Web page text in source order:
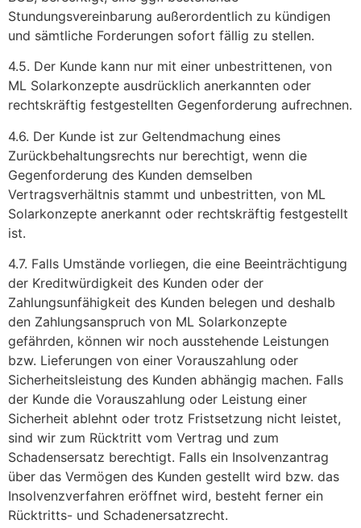
Stundungsvereinbarung außerordentlich zu kündigen
und sämtliche Forderungen sofort fällig zu stellen.
4.5. Der Kunde kann nur mit einer unbestrittenen, von
ML Solarkonzepte ausdrücklich anerkannten oder
rechtskräftig festgestellten Gegenforderung aufrechnen.
4.6. Der Kunde ist zur Geltendmachung eines
Zurückbehaltungsrechts nur berechtigt, wenn die
Gegenforderung des Kunden demselben
Vertragsverhältnis stammt und unbestritten, von ML
Solarkonzepte anerkannt oder rechtskräftig festgestellt
ist.
4.7. Falls Umstände vorliegen, die eine Beeinträchtigung
der Kreditwürdigkeit des Kunden oder der
Zahlungsunfähigkeit des Kunden belegen und deshalb
den Zahlungsanspruch von ML Solarkonzepte
gefährden, können wir noch ausstehende Leistungen
bzw. Lieferungen von einer Vorauszahlung oder
Sicherheitsleistung des Kunden abhängig machen. Falls
der Kunde die Vorauszahlung oder Leistung einer
Sicherheit ablehnt oder trotz Fristsetzung nicht leistet,
sind wir zum Rücktritt vom Vertrag und zum
Schadensersatz berechtigt. Falls ein Insolvenzantrag
über das Vermögen des Kunden gestellt wird bzw. das
Insolvenzverfahren eröffnet wird, besteht ferner ein
Rücktritts- und Schadenersatzrecht.